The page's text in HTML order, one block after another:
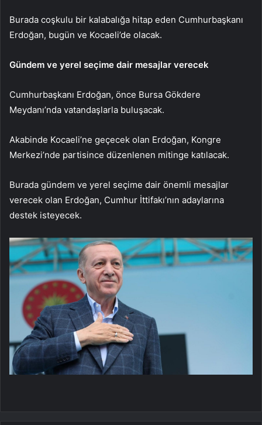
Burada coşkulu bir kalabalığa hitap eden Cumhurbaşkanı
Erdoğan, bugün ve Kocaeli’de olacak.
Gündem ve yerel seçime dair mesajlar verecek
Cumhurbaşkanı Erdoğan, önce Bursa Gökdere
Meydanı’nda vatandaşlarla buluşacak.
Akabinde Kocaeli’ne geçecek olan Erdoğan, Kongre
Merkezi’nde partisince düzenlenen mitinge katılacak.
Burada gündem ve yerel seçime dair önemli mesajlar
verecek olan Erdoğan, Cumhur İttifakı’nın adaylarına
destek isteyecek.